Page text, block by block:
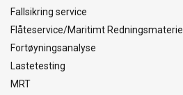
Fallsikring service
Flåteservice/Maritimt Redningsmateriell
Fortøyningsanalyse
Lastetesting
MRT